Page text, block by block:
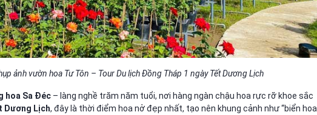
ảnh vườn hoa Tư Tôn – Tour Du lịch Đồng Tháp 1 ngày Tết Dương Lịch
hoa Sa Đéc – làng nghề trăm năm tuổi, nơi hàng ngàn chậu hoa rực rỡ khoe sắc
Dương Lịch, đây là thời điểm hoa nở đẹp nhất, tạo nên khung cảnh như “biển hoa